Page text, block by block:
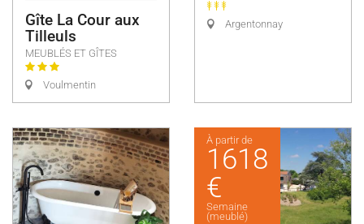
Gîte La Cour aux
Tilleuls
MEUBLÉS ET GÎTES
Voulmentin
Argentonnay
À partir de
1618
€
Semaine
(meublé)